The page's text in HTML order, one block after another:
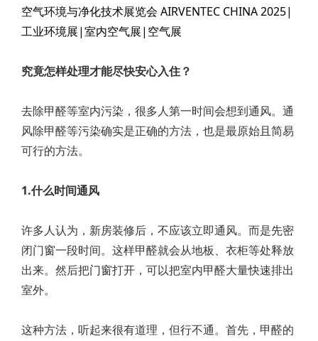
究竟怎样处理才能尽快安心入住？
去除甲醛等室内污染，很多人第一时间会想到通风。通
风除甲醛等污染确实是正确的方法，也是最原始且简易
可行的方法。
1.什么时间通风
许多人认为，新房装修后，不应该立即通风。而是先密
闭门窗一段时间。这样甲醛就会从地板、衣柜等处释放
出来。然后把门窗打开，可以把室内甲醛大量快速排出
室外。
这种方法，听起来很有道理，但行不通。首先，甲醛的